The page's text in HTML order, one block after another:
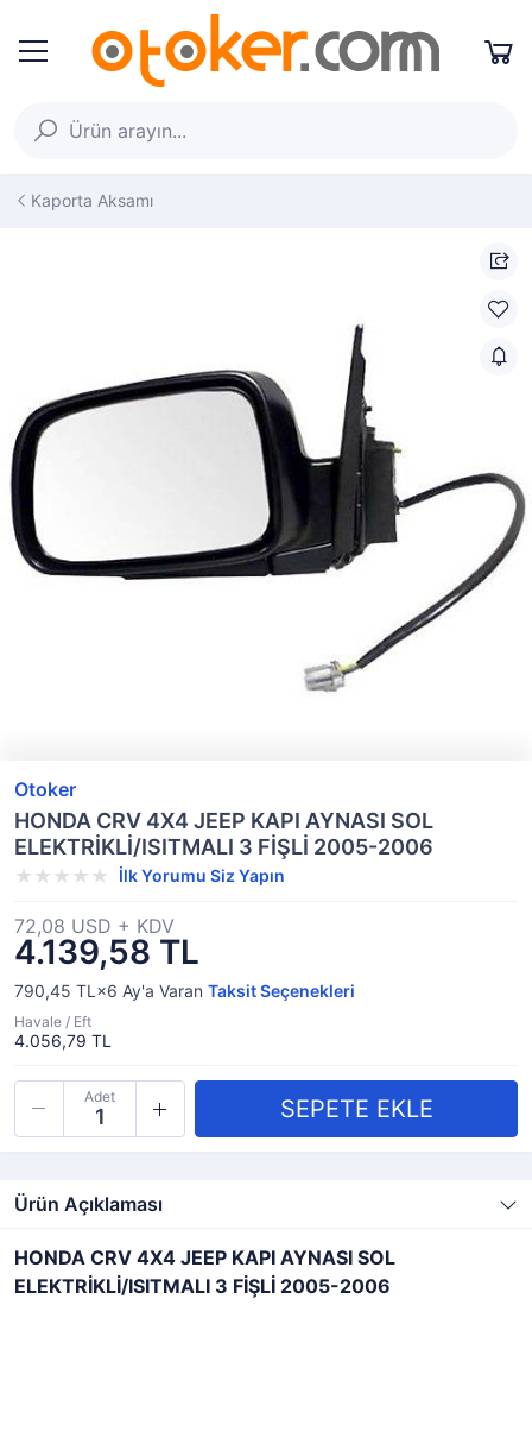
Kaporta Aksamı
Otoker
HONDA CRV 4X4 JEEP KAPI AYNASI SOL
ELEKTRİKLİ/ISITMALI 3 FİŞLİ 2005-2006
İlk Yorumu Siz Yapın
4.139,58 TL
72,08 USD + KDV
790,45 TL×6 Ay'a Varan Taksit Seçenekleri
Havale / Eft
4.056,79 TL
Adet
Ürün Açıklaması
HONDA CRV 4X4 JEEP KAPI AYNASI SOL
ELEKTRİKLİ/ISITMALI 3 FİŞLİ 2005-2006